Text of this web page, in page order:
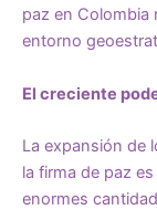
paz en Colombia
entorno
El creciente
La expansión de
la firma de paz
enormes